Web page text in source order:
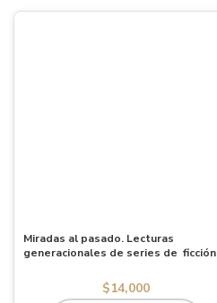
Miradas al pasado. Lecturas
generacionales de series de ficción
la Dictadura en Chile
$14,000